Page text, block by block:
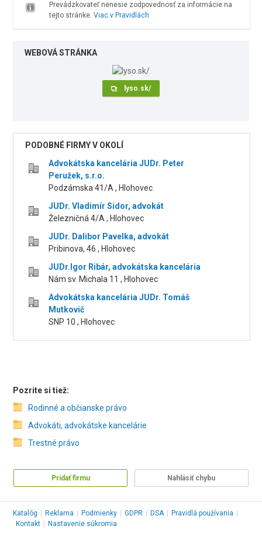
Prevádzkovateľ nenesie zodpovednosť za informácie na
tejto stránke. Viac v Pravidlách
WEBOVÁ STRÁNKA
lyso.sk/
PODOBNÉ FIRMY V OKOLÍ
Advokátska kancelária JUDr. Peter
Peružek, s.r.o.
Podzámska 41/A , Hlohovec
JUDr. Vladimír Sidor, advokát
Železničná 4/A , Hlohovec
JUDr. Dalibor Pavelka, advokát
Pribinova, 46 , Hlohovec
JUDr.Igor Ribár, advokátska kancelária
Nám sv. Michala 11 , Hlohovec
Advokátska kancelária JUDr. Tomáš
Mutkovič
SNP 10 , Hlohovec
Pozrite si tiež:
Rodinné a občianske právo
Advokáti, advokátske kancelárie
Trestné právo
Pridať firmu Nahlásiť chybu
Katalóg Reklama Podmienky GDPR DSA Pravidlá používania
Kontakt
Nastavenie súkromia